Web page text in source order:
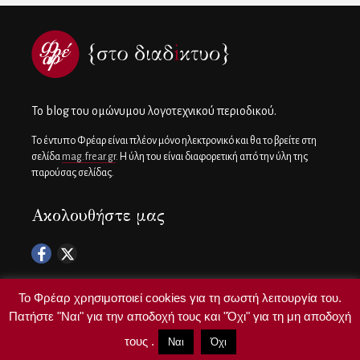
To blog του ομώνυμου λογοτεχνικού περιοδικού.
Το έντυπο Φρέαρ είναι πλέον μόνο ηλεκτρονικό και θα το βρείτε στη
σελίδα mag.frear.gr. Η ύλη του είναι διαφορετική από την ύλη της
παρούσας σελίδας.
Ακολουθήστε μας
Copyright ©frear.gr
Το Φρέαρ χρησιμοποιεί cookies για τη σωστή λειτουργία του.
Πατήστε "Ναι" για την αποδοχή τους και "Όχι" για τη μη αποδοχή
τους .
Ναι Όχι